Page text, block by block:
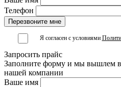
Телефон
Я согласен с условиями
Запросить прайс
Заполните форму и мы вышлем
нашей компании
Ваше имя